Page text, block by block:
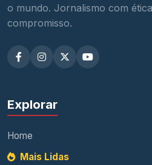
o mundo. Jornalismo com
compromisso.
Explorar
Home
Mais Lidas